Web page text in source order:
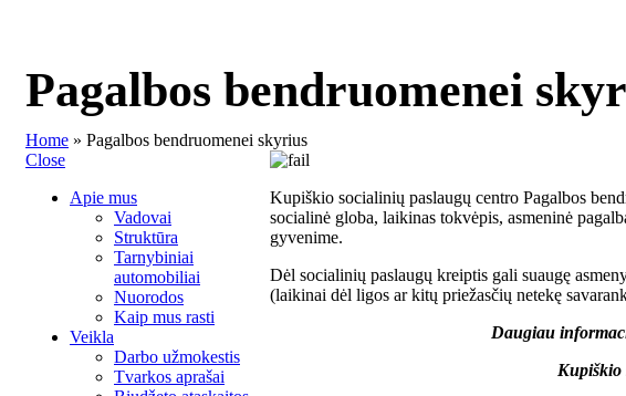
Pagalbos bendruomenei
Home » Pagalbos bendruomenei skyrius
Kupiškio socialinių paslaugų centro Pagalbos
socialinė globa, laikinas tokvėpis, asmeninė
gyvenime.
Dėl socialinių paslaugų kreiptis gali suaugę
(laikinai dėl ligos ar kitų priežasčių netekę
Daugiau informacijos apie
Kupiškio socialinių
Close
Apie mus
Vadovai
Struktūra
Tarnybiniai
automobiliai
Nuorodos
Kaip mus rasti
Veikla
Darbo užmokestis
Tvarkos aprašai